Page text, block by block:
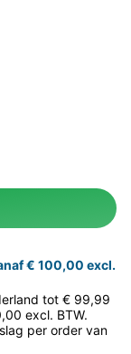
€ 100,00 excl.
tot € 99,99
excl. BTW.
per order van